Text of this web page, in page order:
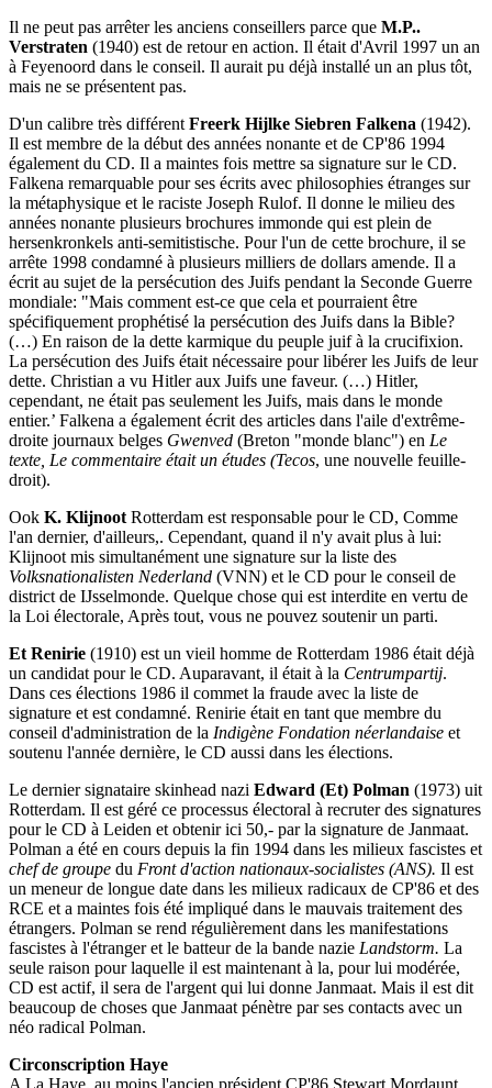
Il ne peut pas arrêter les anciens conseillers parce que M.P..
Verstraten (1940) est de retour en action. Il était d'Avril 1997 un an
à Feyenoord dans le conseil. Il aurait pu déjà installé un an plus tôt,
mais ne se présentent pas.
D'un calibre très différent Freerk Hijlke Siebren Falkena (1942).
Il est membre de la début des années nonante et de CP'86 1994
également du CD. Il a maintes fois mettre sa signature sur le CD.
Falkena remarquable pour ses écrits avec philosophies étranges sur
la métaphysique et le raciste Joseph Rulof. Il donne le milieu des
années nonante plusieurs brochures immonde qui est plein de
hersenkronkels anti-semitistische. Pour l'un de cette brochure, il se
arrête 1998 condamné à plusieurs milliers de dollars amende. Il a
écrit au sujet de la persécution des Juifs pendant la Seconde Guerre
mondiale: "Mais comment est-ce que cela et pourraient être
spécifiquement prophétisé la persécution des Juifs dans la Bible?
(…) En raison de la dette karmique du peuple juif à la crucifixion.
La persécution des Juifs était nécessaire pour libérer les Juifs de leur
dette. Christian a vu Hitler aux Juifs une faveur. (…) Hitler,
cependant, ne était pas seulement les Juifs, mais dans le monde
entier.’ Falkena a également écrit des articles dans l'aile d'extrême-
droite journaux belges Gwenved (Breton "monde blanc") en Le
texte, Le commentaire était un études (Tecos, une nouvelle feuille-
droit).
Ook K. Klijnoot Rotterdam est responsable pour le CD, Comme
l'an dernier, d'ailleurs,. Cependant, quand il n'y avait plus à lui:
Klijnoot mis simultanément une signature sur la liste des
Volksnationalisten Nederland (VNN) et le CD pour le conseil de
district de IJsselmonde. Quelque chose qui est interdite en vertu de
la Loi électorale, Après tout, vous ne pouvez soutenir un parti.
Et Renirie (1910) est un vieil homme de Rotterdam 1986 était déjà
un candidat pour le CD. Auparavant, il était à la Centrumpartij.
Dans ces élections 1986 il commet la fraude avec la liste de
signature et est condamné. Renirie était en tant que membre du
conseil d'administration de la Indigène Fondation néerlandaise et
soutenu l'année dernière, le CD aussi dans les élections.
Le dernier signataire skinhead nazi Edward (Et) Polman (1973) uit
Rotterdam. Il est géré ce processus électoral à recruter des signatures
pour le CD à Leiden et obtenir ici 50,- par la signature de Janmaat.
Polman a été en cours depuis la fin 1994 dans les milieux fascistes et
chef de groupe du Front d'action nationaux-socialistes (ANS). Il est
un meneur de longue date dans les milieux radicaux de CP'86 et des
RCE et a maintes fois été impliqué dans le mauvais traitement des
étrangers. Polman se rend régulièrement dans les manifestations
fascistes à l'étranger et le batteur de la bande nazie Landstorm. La
seule raison pour laquelle il est maintenant à la, pour lui modérée,
CD est actif, il sera de l'argent qui lui donne Janmaat. Mais il est dit
beaucoup de choses que Janmaat pénètre par ses contacts avec un
néo radical Polman.
Circonscription Haye
A La Haye, au moins l'ancien président CP'86 Stewart Mordaunt